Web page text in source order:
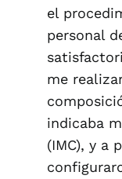
el
personal
me
indicaba
(IMC), y a